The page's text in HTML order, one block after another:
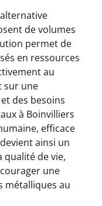
de volumes
permet de
en ressources
au
sur une
des besoins
à Boinvilliers
efficace
ainsi un
qualité de vie,
une
métalliques au